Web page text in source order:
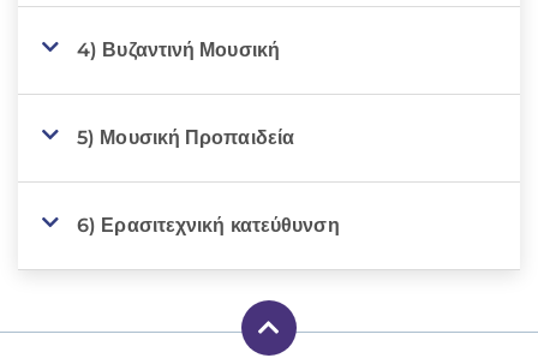
4) Βυζαντινή Μουσική
5) Μουσική Προπαιδεία
6) Ερασιτεχνική κατεύθυνση